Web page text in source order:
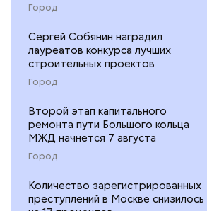
Город
Сергей Собянин наградил
лауреатов конкурса лучших
строительных проектов
Город
Второй этап капитального
ремонта пути Большого кольца
МЖД начнется 7 августа
Город
Количество зарегистрированных
преступлений в Москве снизилось